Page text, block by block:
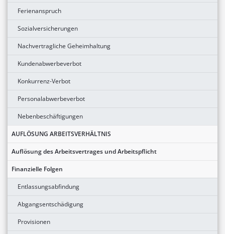
Ferienanspruch
Sozialversicherungen
Nachvertragliche Geheimhaltung
Kundenabwerbeverbot
Konkurrenz-Verbot
Personalabwerbeverbot
Nebenbeschäftigungen
AUFLÖSUNG ARBEITSVERHÄLTNIS
Auflösung des Arbeitsvertrages und Arbeitspflicht
Finanzielle Folgen
Entlassungsabfindung
Abgangsentschädigung
Provisionen